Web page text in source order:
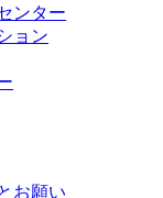
ンター
ョン
お願い